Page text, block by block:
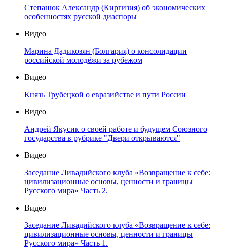
Степанюк Александр (Киргизия) об экономических
особенностях русской диаспоры
Видео
Марина Дадикозян (Болгария) о консолидации
российской молодёжи за рубежом
Видео
Князь Трубецкой о евразийстве и пути России
Видео
Андрей Якусик о своей работе и будущем Союзного
государства в рубрике "Двери открываются"
Видео
Заседание Ливадийского клуба «Возвращение к себе:
цивилизационные основы, ценности и границы
Русского мира» Часть 2.
Видео
Заседание Ливадийского клуба «Возвращение к себе:
цивилизационные основы, ценности и границы
Русского мира» Часть 1.